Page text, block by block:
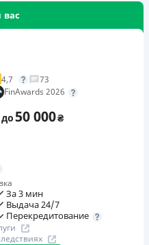
вас
4,7
73
FinAwards 2026
до50 000₴
За 3 мин
Выдача 24/7
Перекредитование